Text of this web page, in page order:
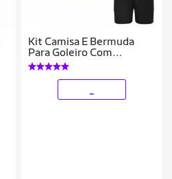
Kit Camisa E Bermuda
Para Goleiro Com
Proteção Acolchoada